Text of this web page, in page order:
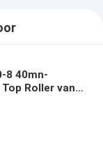
8 40mn-
Roller van